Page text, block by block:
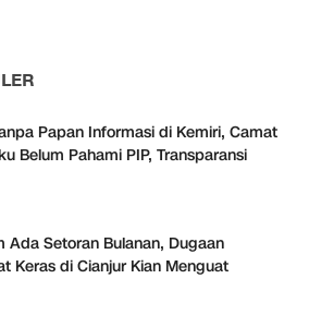
Papan Informasi di Kemiri, Camat
Belum Pahami PIP, Transparansi
Ada Setoran Bulanan, Dugaan
Keras di Cianjur Kian Menguat